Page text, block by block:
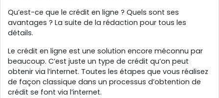
Qu’est-ce que le crédit en ligne ? Quels sont ses
avantages ? La suite de la rédaction pour tous les
détails.
Le crédit en ligne est une solution encore méconnu par
beaucoup. C’est juste un type de crédit qu’on peut
obtenir via l’internet. Toutes les étapes que vous réalisez
de façon classique dans un processus d’obtention de
crédit se font via l’internet.